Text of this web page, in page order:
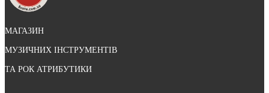
МАГАЗИН
МУЗИЧНИХ ІНСТРУМЕНТІВ
ТА РОК АТРИБУТИКИ